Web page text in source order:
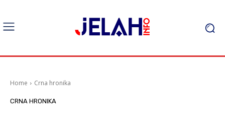
Home Crna hronika
CRNA HRONIKA